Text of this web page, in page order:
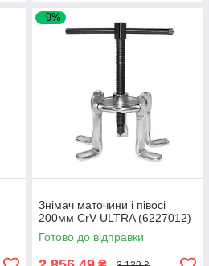
–9%
Знімач маточини і півосі
200мм CrV ULTRA (6227012)
Готово до відправки